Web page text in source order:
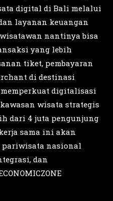
digital di Bali melalui
layanan keuangan
nantinya bisa
yang lebih
tiket, pembayaran
di destinasi
digitalisasi
wisata strategis
dari 4 juta pengunjung
sama ini akan
pariwisata nasional
dan